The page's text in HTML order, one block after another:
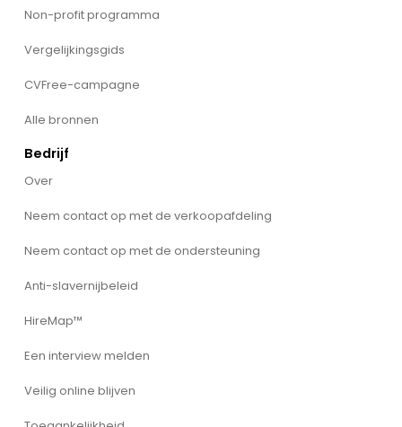
Non-profit programma
Vergelijkingsgids
CVFree-campagne
Alle bronnen
Bedrijf
Over
Neem contact op met de verkoopafdeling
Neem contact op met de ondersteuning
Anti-slavernijbeleid
HireMap™
Een interview melden
Veilig online blijven